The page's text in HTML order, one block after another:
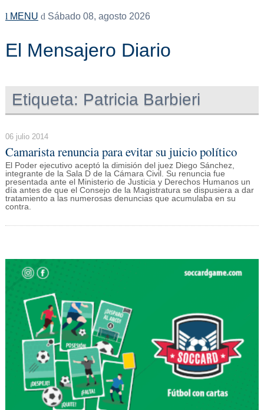
MENU Sábado 08, agosto 2026
El Mensajero Diario
Etiqueta: Patricia Barbieri
06 julio 2014
Camarista renuncia para evitar su juicio político
El Poder ejecutivo aceptó la dimisión del juez Diego Sánchez,
integrante de la Sala D de la Cámara Civil. Su renuncia fue
presentada ante el Ministerio de Justicia y Derechos Humanos un
día antes de que el Consejo de la Magistratura se dispusiera a dar
tratamiento a las numerosas denuncias que acumulaba en su
contra.